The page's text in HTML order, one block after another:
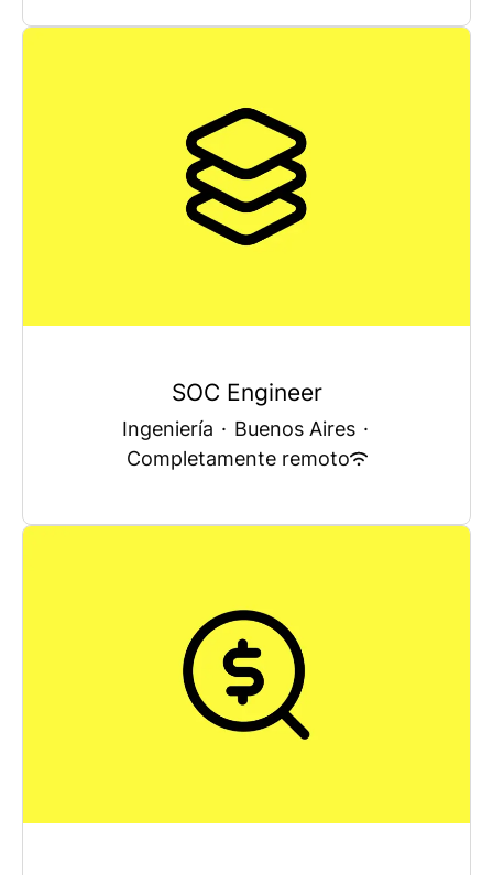
SOC Engineer
Ingeniería · Buenos Aires ·
Completamente remoto